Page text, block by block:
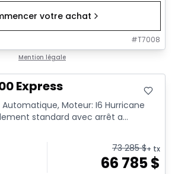
votre achat
#T7008
Mention légale
Express
Moteur: I6 Hurricane
standard avec arrêt a...
73 285$+ tx
66 785$